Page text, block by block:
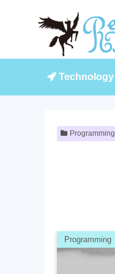
Technology
Programming
Programming